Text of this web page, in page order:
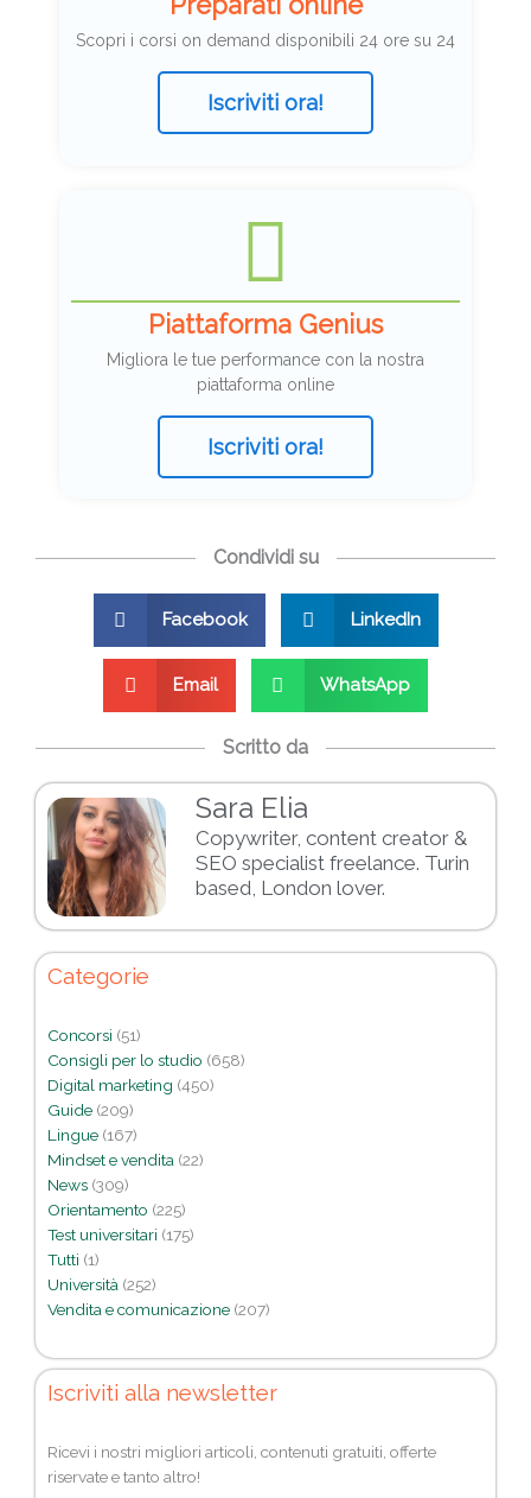
Scopri i corsi on demand disponibili 24 ore su 24
Iscriviti ora!
Piattaforma Genius
Migliora le tue performance con la nostra
piattaforma online
Iscriviti ora!
Condividi su
Facebook LinkedIn
Email WhatsApp
Scritto da
Sara Elia
Copywriter, content creator &
SEO specialist freelance. Turin
based, London lover.
Categorie
Concorsi (51)
Consigli per lo studio (658)
Digital marketing (450)
Guide (209)
Lingue (167)
Mindset e vendita (22)
News (309)
Orientamento (225)
Test universitari (175)
Tutti (1)
Università (252)
Vendita e comunicazione (207)
Iscriviti alla newsletter
Ricevi i nostri migliori articoli, contenuti gratuiti, offerte
riservate e tanto altro!